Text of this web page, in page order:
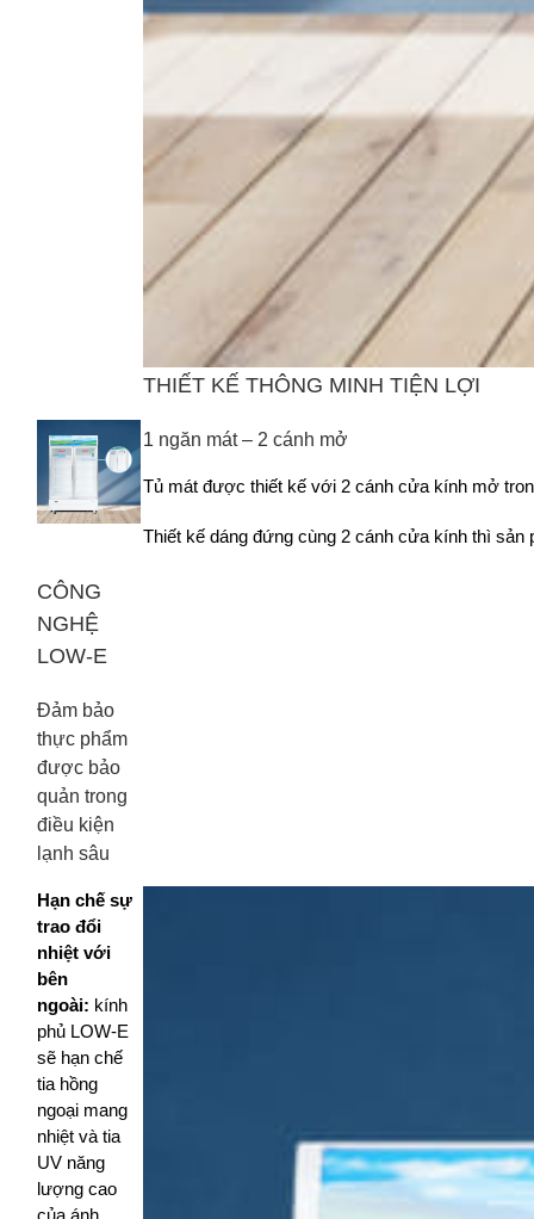
THIẾT KẾ THÔNG MINH TIỆN LỢI
1 ngăn mát – 2 cánh mở
Tủ mát được thiết kế với 2 cánh cửa kính mở
Thiết kế dáng đứng cùng 2 cánh cửa kính thì
CÔNG
NGHỆ
LOW-E
Đảm bảo
thực phẩm
được bảo
quản trong
điều kiện
lạnh sâu
Hạn chế sự
trao đổi
nhiệt với
bên
ngoài: kính
phủ LOW-E
sẽ hạn chế
tia hồng
ngoại mang
nhiệt và tia
UV năng
lượng cao
của ánh